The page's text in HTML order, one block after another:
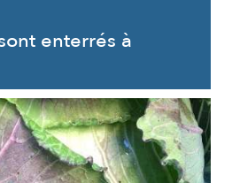
enterrés à